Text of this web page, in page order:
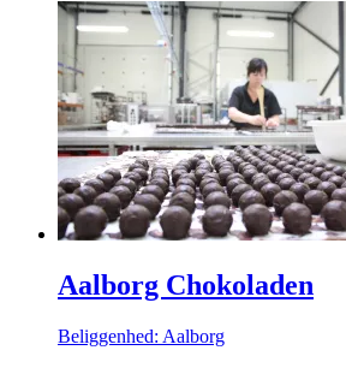
Aalborg Chokoladen
Beliggenhed: Aalborg